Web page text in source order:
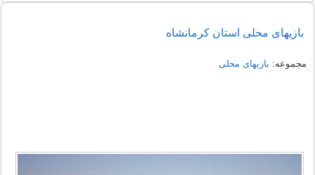
بازیهای محلی استان کرمانشاه
مجموعه: بازیهای محلی